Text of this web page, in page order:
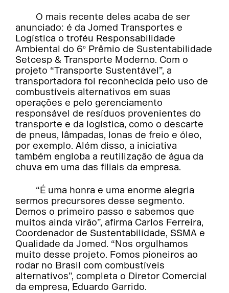
O mais recente deles acaba de ser
anunciado: é da Jomed Transportes e
Logística o troféu Responsabilidade
Ambiental do 6º Prêmio de Sustentabilidade
Setcesp & Transporte Moderno. Com o
projeto “Transporte Sustentável”, a
transportadora foi reconhecida pelo uso de
combustíveis alternativos em suas
operações e pelo gerenciamento
responsável de resíduos provenientes do
transporte e da logística, como o descarte
de pneus, lâmpadas, lonas de freio e óleo,
por exemplo. Além disso, a iniciativa
também engloba a reutilização de água da
chuva em uma das filiais da empresa.
“É uma honra e uma enorme alegria
sermos precursores desse segmento.
Demos o primeiro passo e sabemos que
muitos ainda virão”, afirma Carlos Ferreira,
Coordenador de Sustentabilidade, SSMA e
Qualidade da Jomed. “Nos orgulhamos
muito desse projeto. Fomos pioneiros ao
rodar no Brasil com combustíveis
alternativos”, completa o Diretor Comercial
da empresa, Eduardo Garrido.